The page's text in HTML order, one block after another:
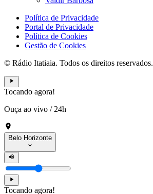
Política de Privacidade
Portal de Privacidade
Política de Cookies
Gestão de Cookies
© Rádio Itatiaia. Todos os direitos reservados.
Tocando agora!
Ouça ao vivo /24h
Belo Horizonte
Tocando agora!